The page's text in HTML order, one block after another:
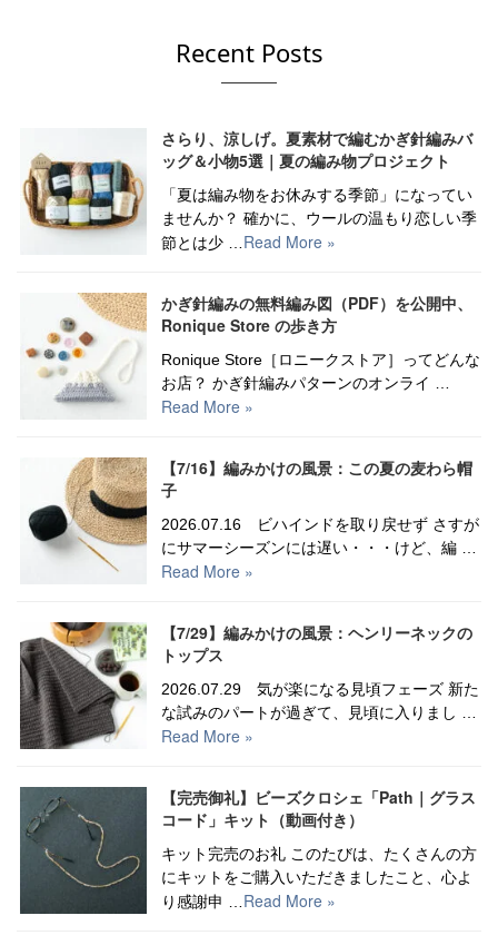
Recent Posts
さらり、涼しげ。夏素材で編むかぎ針編みバ
ッグ＆小物5選｜夏の編み物プロジェクト
「夏は編み物をお休みする季節」になってい
ませんか？ 確かに、ウールの温もり恋しい季
節とは少 …Read More »
かぎ針編みの無料編み図（PDF）を公開中、
Ronique Store の歩き方
Ronique Store［ロニークストア］ってどんな
お店？ かぎ針編みパターンのオンライ …
Read More »
【7/16】編みかけの風景：この夏の麦わら帽
子
2026.07.16 ビハインドを取り戻せず さすが
にサマーシーズンには遅い・・・けど、編 …
Read More »
【7/29】編みかけの風景：ヘンリーネックの
トップス
2026.07.29 気が楽になる見頃フェーズ 新た
な試みのパートが過ぎて、見頃に入りまし …
Read More »
【完売御礼】ビーズクロシェ「Path｜グラス
コード」キット（動画付き）
キット完売のお礼 このたびは、たくさんの方
にキットをご購入いただきましたこと、心よ
り感謝申 …Read More »